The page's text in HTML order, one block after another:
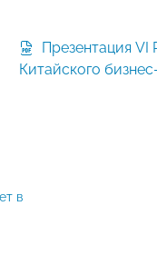
Китайского
в